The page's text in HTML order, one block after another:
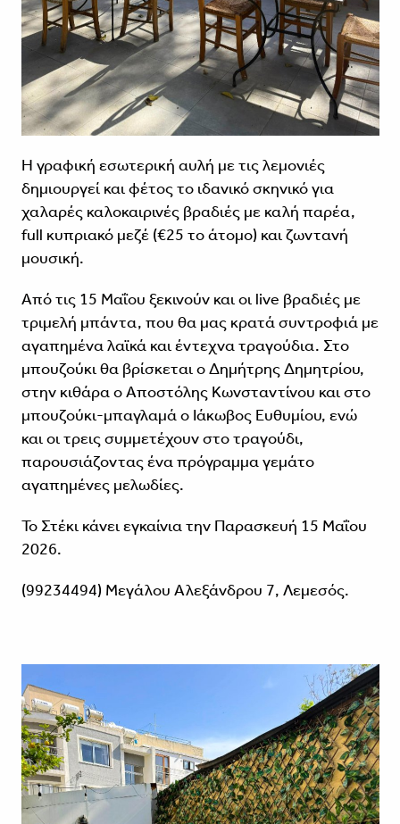
Η γραφική εσωτερική αυλή με τις λεμονιές
δημιουργεί και φέτος το ιδανικό σκηνικό για
χαλαρές καλοκαιρινές βραδιές με καλή παρέα,
full κυπριακό μεζέ (€25 το άτομο) και ζωντανή
μουσική.
Από τις 15 Μαΐου ξεκινούν και οι live βραδιές με
τριμελή μπάντα, που θα μας κρατά συντροφιά με
αγαπημένα λαϊκά και έντεχνα τραγούδια. Στο
μπουζούκι θα βρίσκεται ο Δημήτρης Δημητρίου,
στην κιθάρα ο Αποστόλης Κωνσταντίνου και στο
μπουζούκι-μπαγλαμά ο Ιάκωβος Ευθυμίου, ενώ
και οι τρεις συμμετέχουν στο τραγούδι,
παρουσιάζοντας ένα πρόγραμμα γεμάτο
αγαπημένες μελωδίες.
Το Στέκι κάνει εγκαίνια την Παρασκευή 15 Μαΐου
2026.
(99234494) Μεγάλου Αλεξάνδρου 7, Λεμεσός.